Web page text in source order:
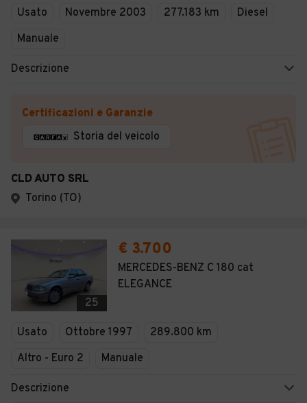
Usato Novembre 2003 277.183 km
Diesel
Manuale
Descrizione
Certificazioni e Garanzie
Storia del veicolo
CLD AUTO SRL
Torino (TO)
25
€ 3.700
MERCEDES-BENZ C 180 cat
ELEGANCE
Usato Ottobre 1997
289.800 km
Altro - Euro 2
Manuale
Descrizione